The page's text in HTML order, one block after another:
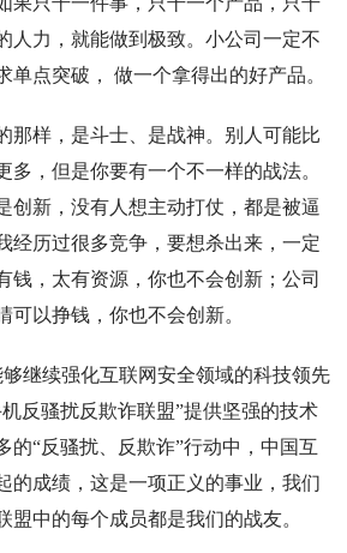
人力，就能做到极致。小公司一定不
单点突破， 做一个拿得出的好产品。
那样，是斗士、是战神。别人可能比
多，但是你要有一个不一样的战法。
创新，没有人想主动打仗，都是被逼
经历过很多竞争，要想杀出来，一定
钱，太有资源，你也不会创新；公司
可以挣钱，你也不会创新。
够继续强化互联网安全领域的科技领先
反骚扰反欺诈联盟”提供坚强的技术
的“反骚扰、反欺诈”行动中，中国互
的成绩，这是一项正义的事业，我们
盟中的每个成员都是我们的战友。